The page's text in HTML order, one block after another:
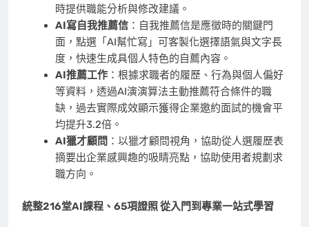
時提供職能分析與修改建議。
AI寫自我推薦信：自我推薦信是應徵時的關鍵門
面，點選「AI幫忙寫」可客製化選擇語氣與文字長
度，快速生成具個人特色的自薦內容。
AI推薦工作：根據求職者的履歷、行為與個人偏好
等資料，透過AI演演算法主動推薦符合條件的職
缺，過去實際成效顯示獲得企業邀約面試的機會平
均提升3.2倍。
AI獵才顧問 ：以獵才顧問視角，協助從人選履歷表
摘要出企業感興趣的吸睛亮點，協助使用者規劃求
職方向。
統整216堂AI課程、 65項證照 從入門到專業一站式學習